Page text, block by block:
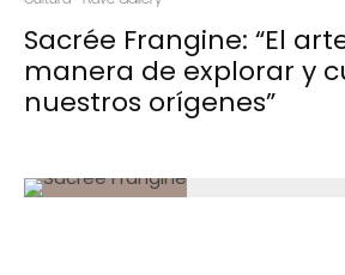
Sacrée Frangine: “El
manera de explorar y
nuestros orígenes”